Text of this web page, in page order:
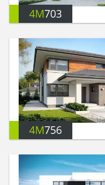
4M703
4M756